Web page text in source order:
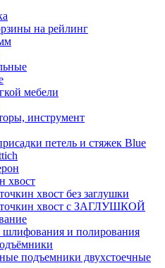
на рейлинг
мебели
инструмент
петель и стяжек Blue
хвост
хвост без заглушки
хвост с ЗАГЛУШКОЙ
шлифования и полирования
подъемники двухстоечные